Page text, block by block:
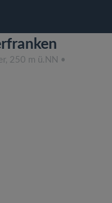
250 m ü.NN •